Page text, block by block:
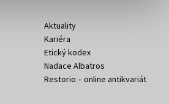
Aktuality
Kariéra
Etický kodex
Nadace Albatros
Restorio – online antikvariát